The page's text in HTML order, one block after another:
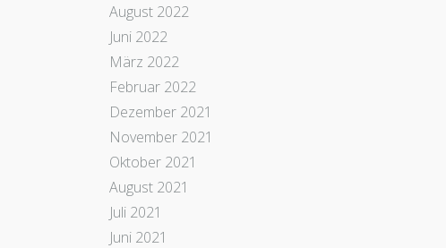
August 2022
Juni 2022
März 2022
Februar 2022
Dezember 2021
November 2021
Oktober 2021
August 2021
Juli 2021
Juni 2021